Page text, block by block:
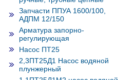
Запчасти ППУА 1600/100,
АДПМ 12/150
Арматура запорно-
регулирующая
Насос ПТ25
2,3ПТ25Д1 Насос водяной
плунжерный